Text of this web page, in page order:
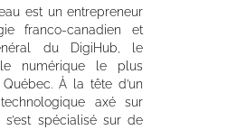
est un entrepreneur
franco-canadien et
du DigiHub, le
numérique le plus
À la tête d’un
axé sur
s’est spécialisé sur de